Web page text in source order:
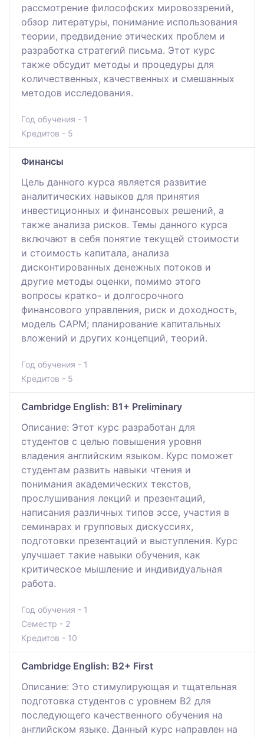
рассмотрение философских мировоззрений,
обзор литературы, понимание использования
теории, предвидение этических проблем и
разработка стратегий письма. Этот курс
также обсудит методы и процедуры для
количественных, качественных и смешанных
методов исследования.
Год обучения - 1
Кредитов - 5
Финансы
Цель данного курса является развитие
аналитических навыков для принятия
инвестиционных и финансовых решений, а
также анализа рисков. Темы данного курса
включают в себя понятие текущей стоимости
и стоимость капитала, анализа
дисконтированных денежных потоков и
другие методы оценки, помимо этого
вопросы кратко- и долгосрочного
финансового управления, риск и доходность,
модель САРМ; планирование капитальных
вложений и других концепций, теорий.
Год обучения - 1
Кредитов - 5
Cambridge English: B1+ Preliminary
Описание: Этот курс разработан для
студентов с целью повышения уровня
владения английским языком. Курс поможет
студентам развить навыки чтения и
понимания академических текстов,
прослушивания лекций и презентаций,
написания различных типов эссе, участия в
семинарах и групповых дискуссиях,
подготовки презентаций и выступления. Курс
улучшает такие навыки обучения, как
критическое мышление и индивидуальная
работа.
Год обучения - 1
Семестр - 2
Кредитов - 10
Cambridge English: B2+ First
Описание: Это стимулирующая и тщательная
подготовка студентов с уровнем В2 для
последующего качественного обучения на
английском языке. Данный курс направлен на